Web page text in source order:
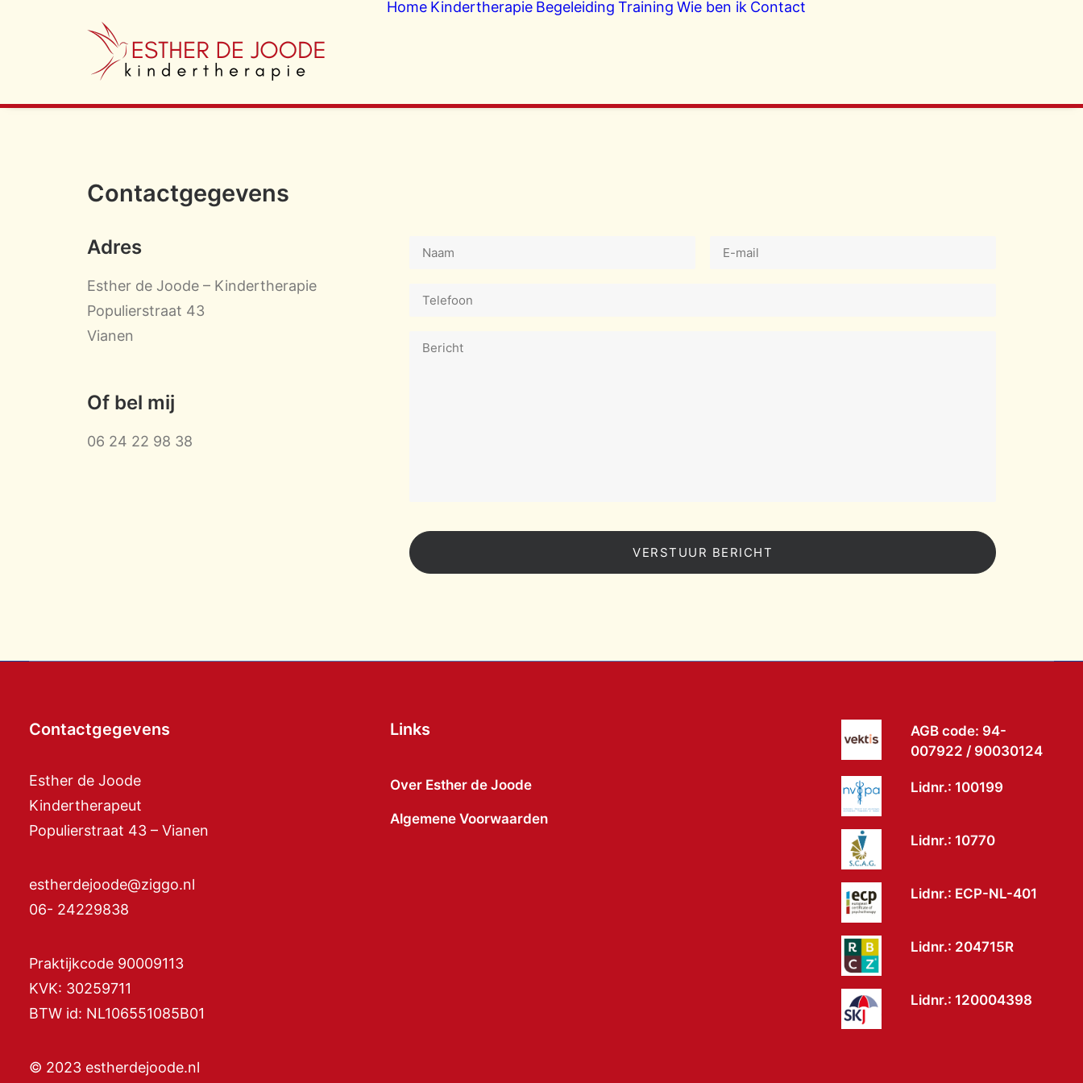
Home Kindertherapie Begeleiding Training Wie ben ik Contact
Contactgegevens
Adres
Esther de Joode – Kindertherapie
Populierstraat 43
Vianen
Of bel mij
06 24 22 98 38
Contactgegevens
Esther de Joode
Kindertherapeut
Populierstraat 43 – Vianen
estherdejoode@ziggo.nl
06- 24229838
Praktijkcode 90009113
KVK: 30259711
BTW id: NL106551085B01
© 2023 estherdejoode.nl
Links
Over Esther de Joode
Algemene Voorwaarden
AGB code: 94-
007922 / 90030124
Lidnr.: 100199
Lidnr.: 10770
Lidnr.: ECP-NL-401
Lidnr.: 204715R
Lidnr.: 120004398